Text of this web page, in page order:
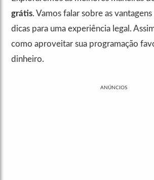
grátis. Vamos falar sobre as
dicas para uma experiência legal.
como aproveitar sua programação
dinheiro.
ANÚNCIOS